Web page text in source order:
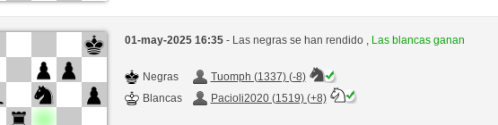
01-may-2025 16:35 - Las negras se han rendido , Las blancas ganan
Negras
Tuomph (1337) (-8)
Blancas
Pacioli2020 (1519) (+8)